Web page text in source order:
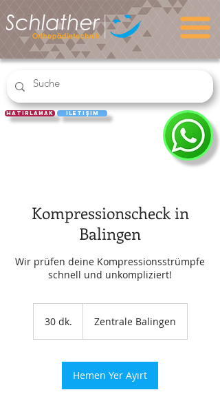
hatırlamak İletişim
Kompressionscheck in
Balingen
Wir prüfen deine Kompressionsstrümpfe
schnell und unkompliziert!
30 dk.
k
.
Zentrale Balingen
Hemen Yer Ayırt